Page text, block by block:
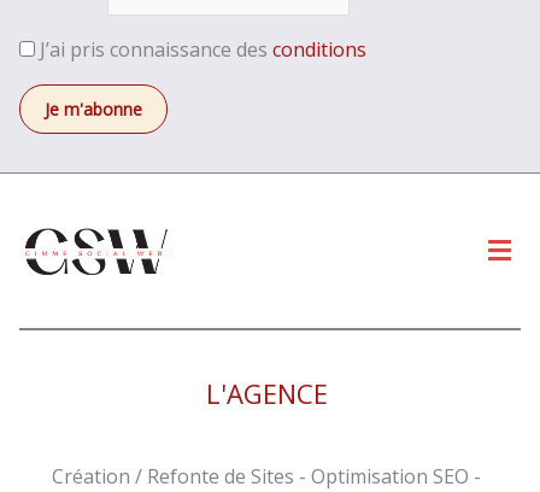
J’ai pris connaissance des conditions
L'AGENCE
Création / Refonte de Sites - Optimisation SEO -